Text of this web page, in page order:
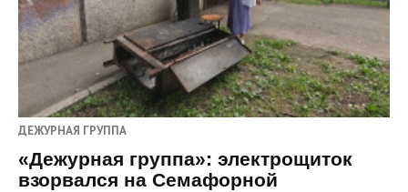
ДЕЖУРНАЯ ГРУППА
«Дежурная группа»: электрощиток
взорвался на Семафорной